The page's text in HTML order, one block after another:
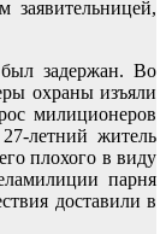
был задержан. Во
охраны изъяли
милиционеров
летний житель
плохого в виду
парня
доставили в